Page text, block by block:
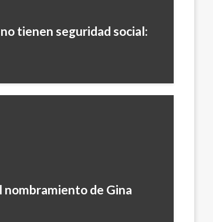
tienen seguridad social:
nombramiento de Gina